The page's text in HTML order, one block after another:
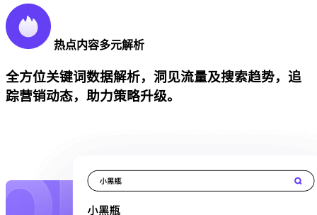
热点内容多元解析
全方位关键词数据解析，洞见流量及搜索趋势，追
踪营销动态，助力策略升级。